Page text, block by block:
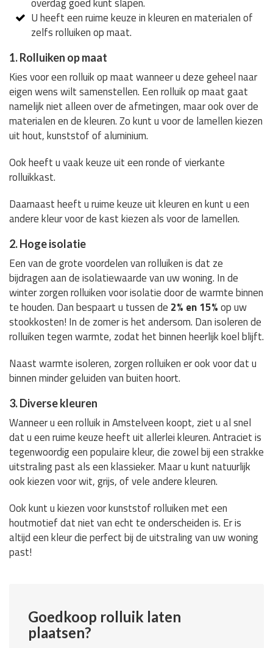
overdag goed kunt slapen.
U heeft een ruime keuze in kleuren en materialen of
zelfs rolluiken op maat.
1. Rolluiken op maat
Kies voor een rolluik op maat wanneer u deze geheel naar
eigen wens wilt samenstellen. Een rolluik op maat gaat
namelijk niet alleen over de afmetingen, maar ook over de
materialen en de kleuren. Zo kunt u voor de lamellen kiezen
uit hout, kunststof of aluminium.
Ook heeft u vaak keuze uit een ronde of vierkante
rolluikkast.
Daarnaast heeft u ruime keuze uit kleuren en kunt u een
andere kleur voor de kast kiezen als voor de lamellen.
2. Hoge isolatie
Een van de grote voordelen van rolluiken is dat ze
bijdragen aan de isolatiewaarde van uw woning. In de
winter zorgen rolluiken voor isolatie door de warmte binnen
te houden. Dan bespaart u tussen de 2% en 15%op uw
stookkosten! In de zomer is het andersom. Dan isoleren de
rolluiken tegen warmte, zodat het binnen heerlijk koel blijft.
Naast warmte isoleren, zorgen rolluiken er ook voor dat u
binnen minder geluiden van buiten hoort.
3. Diverse kleuren
Wanneer u een rolluik in Amstelveen koopt, ziet u al snel
dat u een ruime keuze heeft uit allerlei kleuren. Antraciet is
tegenwoordig een populaire kleur, die zowel bij een strakke
uitstraling past als een klassieker. Maar u kunt natuurlijk
ook kiezen voor wit, grijs, of vele andere kleuren.
Ook kunt u kiezen voor kunststof rolluiken met een
houtmotief dat niet van echt te onderscheiden is. Er is
altijd een kleur die perfect bij de uitstraling van uw woning
past!
Goedkoop rolluik laten
plaatsen?